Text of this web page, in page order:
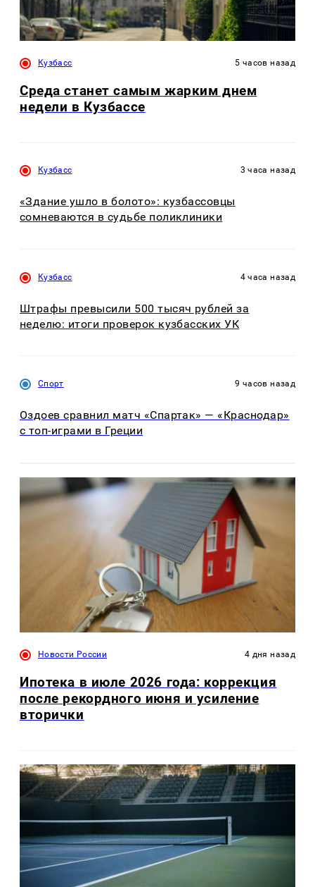
Кузбасс 5 часов назад
Среда станет самым жарким днем
недели в Кузбассе
Кузбасс 3 часа назад
«Здание ушло в болото»: кузбассовцы
сомневаются в судьбе поликлиники
Кузбасс 4 часа назад
Штрафы превысили 500 тысяч рублей за
неделю: итоги проверок кузбасских УК
Спорт 9 часов назад
Оздоев сравнил матч «Спартак» — «Краснодар»
с топ-играми в Греции
Новости России 4 дня назад
Ипотека в июле 2026 года: коррекция
после рекордного июня и усиление
вторички